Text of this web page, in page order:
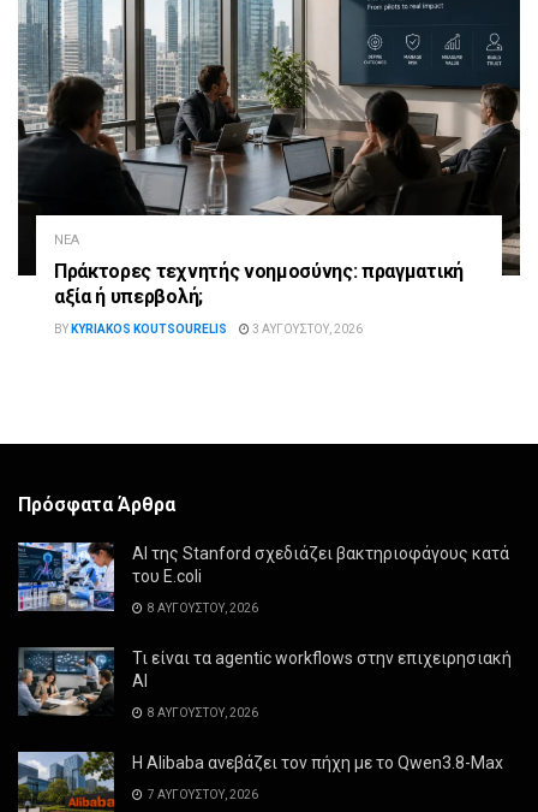
ΝΈΑ
Πράκτορες τεχνητής νοημοσύνης: πραγματική
αξία ή υπερβολή;
BY KYRIAKOS KOUTSOURELIS 3 ΑΥΓΟΎΣΤΟΥ, 2026
Πρόσφατα Άρθρα
AI της Stanford σχεδιάζει βακτηριοφάγους κατά
του E.coli
8 ΑΥΓΟΎΣΤΟΥ, 2026
Τι είναι τα agentic workflows στην επιχειρησιακή
ΑΙ
8 ΑΥΓΟΎΣΤΟΥ, 2026
Η Alibaba ανεβάζει τον πήχη με το Qwen3.8-Max
7 ΑΥΓΟΎΣΤΟΥ, 2026